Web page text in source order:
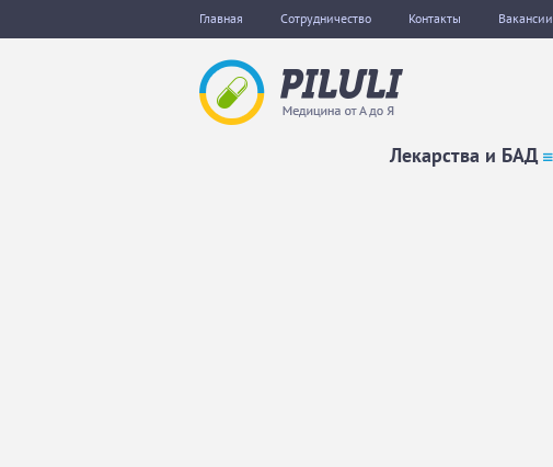
Главная Сотрудничество Контакты Вакансии
Лекарства и БАД